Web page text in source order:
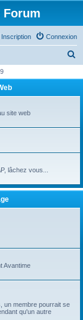
Forum
Connexion
Inscription
h
r
h
r
site web
lâchez vous...
Avantime
un membre pourrait se
qu'un autre